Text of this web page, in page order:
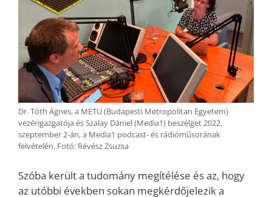
Dr. Tóth Ágnes, a METU (Budapesti Metropolitan Egyetem)
vezérigazgatója és Szalay Dániel (Media1) beszélget 2022.
szeptember 2-án, a Media1 podcast- és rádióműsorának
felvételén. Fotó: Révész Zsuzsa
Szóba került a tudomány megítélése és az, hogy
az utóbbi években sokan megkérdőjelezik a